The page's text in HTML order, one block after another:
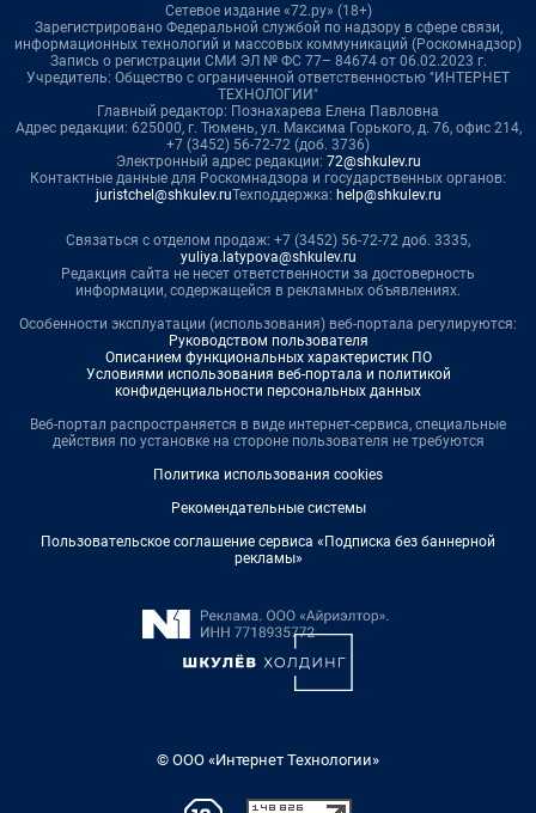
Сетевое издание «72.ру» (18+)
Зарегистрировано Федеральной службой по надзору в сфере связи,
информационных технологий и массовых коммуникаций (Роскомнадзор)
Запись о регистрации СМИ ЭЛ № ФС 77– 84674 от 06.02.2023 г.
Учредитель: Общество с ограниченной ответственностью "ИНТЕРНЕТ
ТЕХНОЛОГИИ"
Главный редактор: Познахарева Елена Павловна
Адрес редакции: 625000, г. Тюмень, ул. Максима Горького, д. 76, офис 214,
+7 (3452) 56-72-72 (доб. 3736)
Электронный адрес редакции: 72@shkulev.ru
Контактные данные для Роскомнадзора и государственных органов:
juristchel@shkulev.ruТехподдержка: help@shkulev.ru
Связаться с отделом продаж: +7 (3452) 56-72-72 доб. 3335,
yuliya.latypova@shkulev.ru
Редакция сайта не несет ответственности за достоверность
информации, содержащейся в рекламных объявлениях.
Особенности эксплуатации (использования) веб-портала регулируются:
Руководством пользователя
Описанием функциональных характеристик ПО
Условиями использования веб-портала и политикой
конфиденциальности персональных данных
Веб-портал распространяется в виде интернет-сервиса, специальные
действия по установке на стороне пользователя не требуются
Политика использования cookies
Рекомендательные системы
Пользовательское соглашение сервиса «Подписка без баннерной
рекламы»
© ООО «Интернет Технологии»